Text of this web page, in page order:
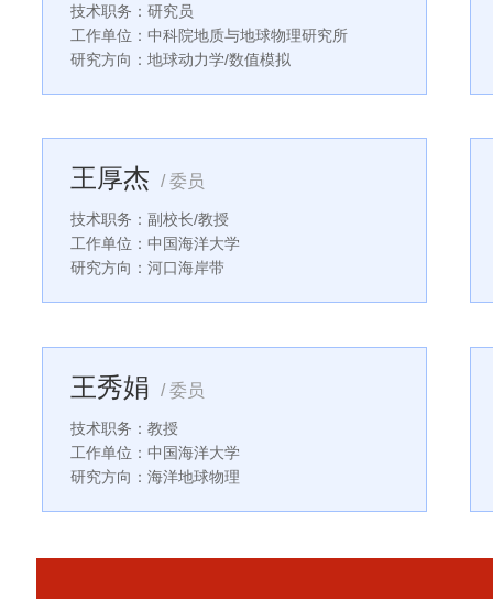
技术职务：研究员
工作单位：中科院地质与地球物理研究所
研究方向：地球动力学/数值模拟
王厚杰 / 委员
技术职务：副校长/教授
工作单位：中国海洋大学
研究方向：河口海岸带
王秀娟 / 委员
技术职务：教授
工作单位：中国海洋大学
研究方向：海洋地球物理